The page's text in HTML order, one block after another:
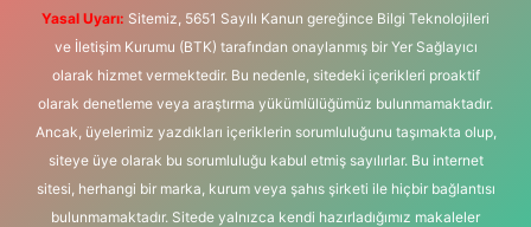
Yasal Uyarı: Sitemiz, 5651 Sayılı Kanun gereğince Bilgi Teknolojileri
ve İletişim Kurumu (BTK) tarafından onaylanmış bir Yer Sağlayıcı
olarak hizmet vermektedir. Bu nedenle, sitedeki içerikleri proaktif
olarak denetleme veya araştırma yükümlülüğümüz bulunmamaktadır.
Ancak, üyelerimiz yazdıkları içeriklerin sorumluluğunu taşımakta olup,
siteye üye olarak bu sorumluluğu kabul etmiş sayılırlar. Bu internet
sitesi, herhangi bir marka, kurum veya şahıs şirketi ile hiçbir bağlantısı
bulunmamaktadır. Sitede yalnızca kendi hazırladığımız makaleler